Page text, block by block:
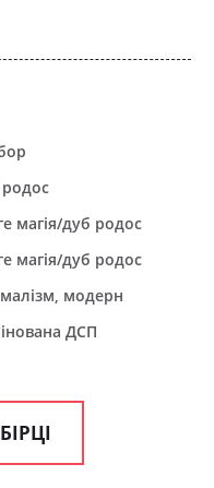
магія/дуб родос
магія/дуб родос
модерн
ДСП